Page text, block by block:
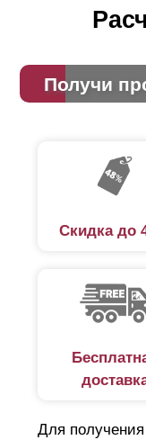
Получи
Скидка до
Для получения